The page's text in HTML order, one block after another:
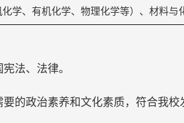
学、有机化学、物理化学等）、材料与
法、法律。
的政治素养和文化素质，符合我校